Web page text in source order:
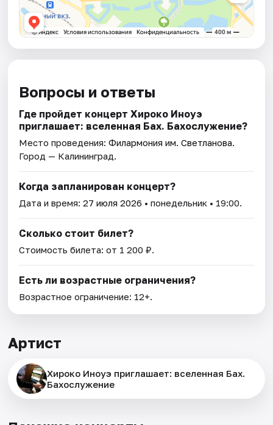
Вопросы и ответы
Где пройдет концерт Хироко Иноуэ
приглашает: вселенная Бах. Бахослужение?
Место проведения:Филармония им. Светланова.
Город — Калининград.
Когда запланирован концерт?
Дата и время:27 июля 2026 • понедельник • 19:00.
Сколько стоит билет?
Стоимость билета: от 1 200 ₽.
Есть ли возрастные ограничения?
Возрастное ограничение: 12+.
Артист
Хироко Иноуэ приглашает: вселенная Бах.
Бахослужение